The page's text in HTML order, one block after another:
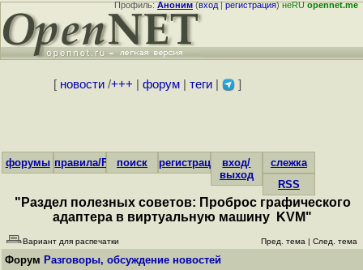
Профиль:Аноним(вход|регистрация)неRUopennet.me
[ новости/+++ форум| теги| ]
форумы правила/FAQпоиск регистрациявход/
выход
слежка
RSS
"Раздел полезных советов: Проброс графического
адаптера в виртуальную машину KVM"
Вариант для распечатки Пред. тема | След. тема
Форум Разговоры, обсуждение новостей